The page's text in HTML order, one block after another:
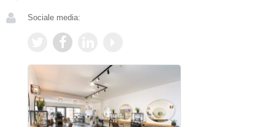
Sociale media: